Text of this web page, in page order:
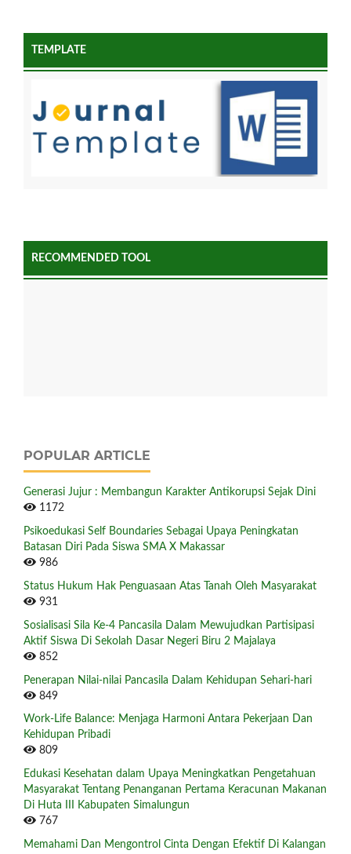
TEMPLATE
RECOMMENDED TOOL
POPULAR ARTICLE
Generasi Jujur : Membangun Karakter Antikorupsi Sejak Dini
1172
Psikoedukasi Self Boundaries Sebagai Upaya Peningkatan
Batasan Diri Pada Siswa SMA X Makassar
986
Status Hukum Hak Penguasaan Atas Tanah Oleh Masyarakat
931
Sosialisasi Sila Ke-4 Pancasila Dalam Mewujudkan Partisipasi
Aktif Siswa Di Sekolah Dasar Negeri Biru 2 Majalaya
852
Penerapan Nilai-nilai Pancasila Dalam Kehidupan Sehari-hari
849
Work-Life Balance: Menjaga Harmoni Antara Pekerjaan Dan
Kehidupan Pribadi
809
Edukasi Kesehatan dalam Upaya Meningkatkan Pengetahuan
Masyarakat Tentang Penanganan Pertama Keracunan Makanan
Di Huta III Kabupaten Simalungun
767
Memahami Dan Mengontrol Cinta Dengan Efektif Di Kalangan